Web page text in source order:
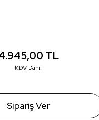
TL
KDV Dahil
Sipariş Ver